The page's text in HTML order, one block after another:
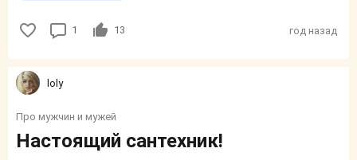
1 13 год назад
loly
Про мужчин и мужей
Настоящий сантехник!